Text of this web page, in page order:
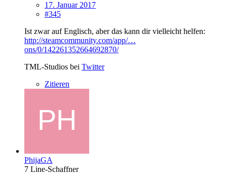
17. Januar 2017
#345
Ist zwar auf Englisch, aber das kann dir vielleicht helfen:
http://steamcommunity.com/app/…
ons/0/142261352664692870/
TML-Studios bei Twitter
Zitieren
PhijaGA
7 Line-Schaffner